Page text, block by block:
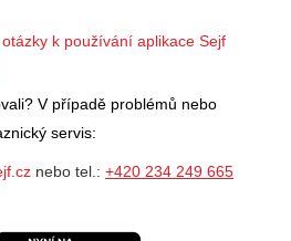
k používání aplikace Sejf
V případě problémů nebo
servis:
nebo tel.: +420 234 249 665